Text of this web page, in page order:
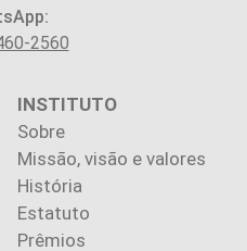
2560
INSTITUTO
Sobre
Missão, visão e valores
História
Estatuto
Prêmios